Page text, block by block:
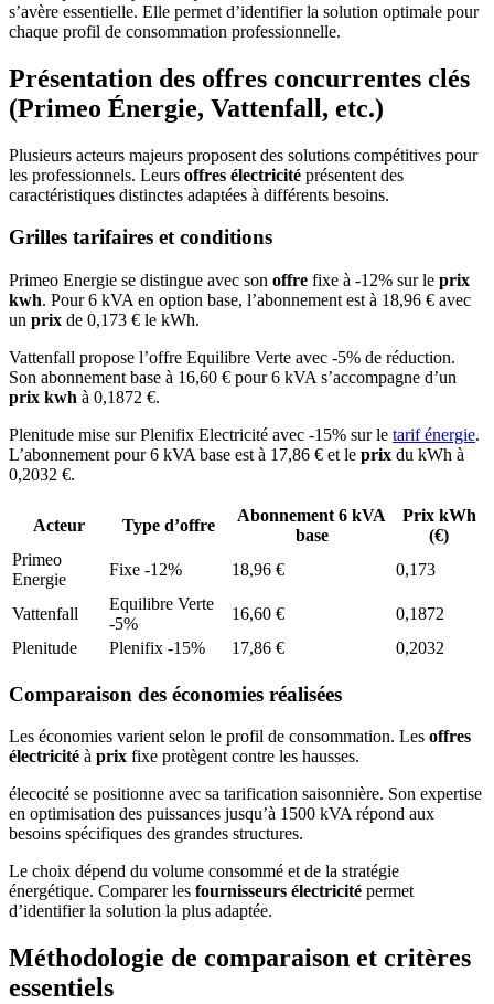
s’avère essentielle. Elle permet d’identifier la solution optimale pour
chaque profil de consommation professionnelle.
Présentation des offres concurrentes clés
(Primeo Énergie, Vattenfall, etc.)
Plusieurs acteurs majeurs proposent des solutions compétitives pour
les professionnels. Leurs offres électricité présentent des
caractéristiques distinctes adaptées à différents besoins.
Grilles tarifaires et conditions
Primeo Energie se distingue avec son offre fixe à -12% sur le prix
kwh. Pour 6 kVA en option base, l’abonnement est à 18,96 € avec
un prix de 0,173 € le kWh.
Vattenfall propose l’offre Equilibre Verte avec -5% de réduction.
Son abonnement base à 16,60 € pour 6 kVA s’accompagne d’un
prix kwh à 0,1872 €.
Plenitude mise sur Plenifix Electricité avec -15% sur le tarif énergie.
L’abonnement pour 6 kVA base est à 17,86 € et le prix du kWh à
0,2032 €.
Acteur Type d’offre
Abonnement 6 kVA
base
Prix kWh
(€)
Primeo
Energie
Fixe -12% 18,96 € 0,173
Vattenfall
Equilibre Verte
-5%
16,60 €
0,1872
Plenitude
Plenifix -15% 17,86 € 0,2032
Comparaison des économies réalisées
Les économies varient selon le profil de consommation. Les offres
électricité à prix fixe protègent contre les hausses.
élecocité se positionne avec sa tarification saisonnière. Son expertise
en optimisation des puissances jusqu’à 1500 kVA répond aux
besoins spécifiques des grandes structures.
Le choix dépend du volume consommé et de la stratégie
énergétique. Comparer les fournisseurs électricité permet
d’identifier la solution la plus adaptée.
Méthodologie de comparaison et critères
essentiels